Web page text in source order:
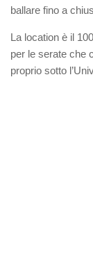
ballare fino a
La location è il
per le serate che
proprio sotto